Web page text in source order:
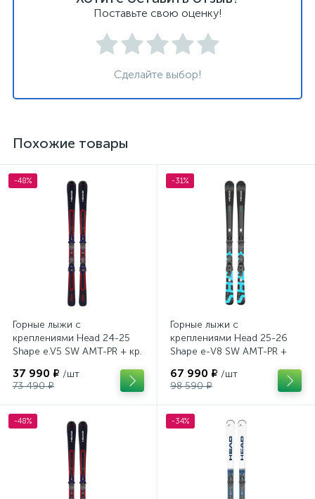
Поставьте свою оценку!
Сделайте выбор!
Похожие товары
-48%
Горные лыжи с
креплениями Head 24-25
Shape e.V5 SW AMT-PR + кр.
37 990 ₽ /шт
73 490 ₽
-31%
Горные лыжи с
креплениями Head 25-26
Shape e-V8 SW AMT-PR +
67 990 ₽ /шт
98 590 ₽
-48% -34%